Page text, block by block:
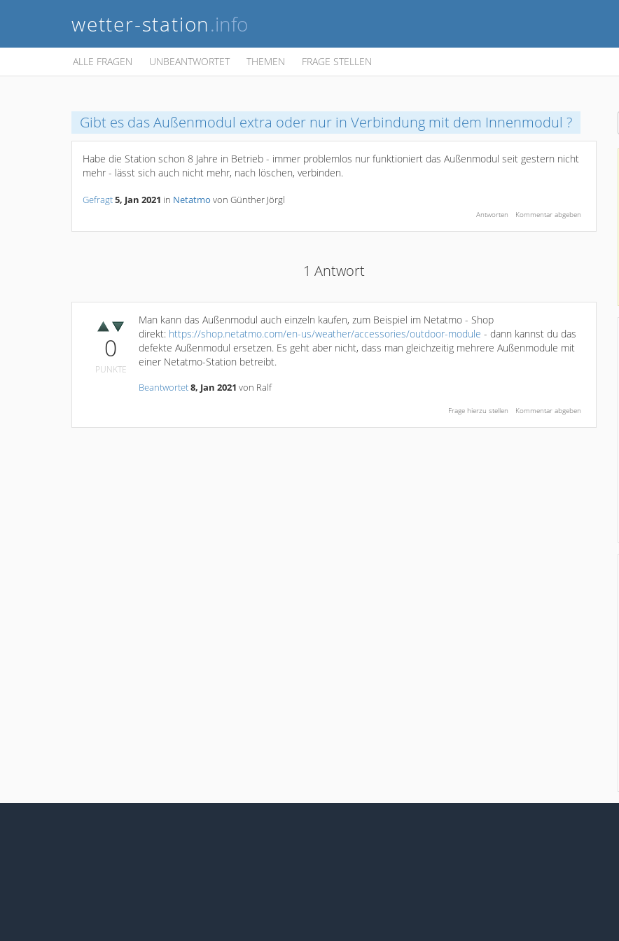
wetter-station.info
ALLE FRAGEN UNBEANTWORTET THEMEN FRAGE STELLEN
Gibt es das Außenmodul extra oder nur in Verbindung mit dem Innenmodul ?
Habe die Station schon 8 Jahre in Betrieb - immer problemlos nur funktioniert das Außenmodul seit gestern nicht
mehr - lässt sich auch nicht mehr, nach löschen, verbinden.
Gefragt5, Jan 2021 in Netatmo von Günther Jörgl
1 Antwort
0
PUNKTE
Man kann das Außenmodul auch einzeln kaufen, zum Beispiel im Netatmo - Shop
direkt: https://shop.netatmo.com/en-us/weather/accessories/outdoor-module - dann kannst du das
defekte Außenmodul ersetzen. Es geht aber nicht, dass man gleichzeitig mehrere Außenmodule mit
einer Netatmo-Station betreibt.
Beantwortet8, Jan 2021 von Ralf